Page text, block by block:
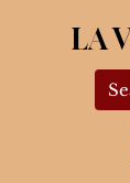
LA